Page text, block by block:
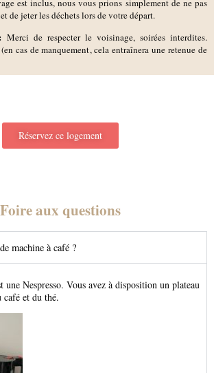
est inclus, nous vous prions simplement de ne pas
de jeter les déchets lors de votre départ.
Merci de respecter le voisinage, soirées interdites.
cas de manquement, cela entraînera une retenue de
Réservez ce logement
Foire aux questions
machine à café ?
une Nespresso. Vous avez à disposition un plateau
café et du thé.